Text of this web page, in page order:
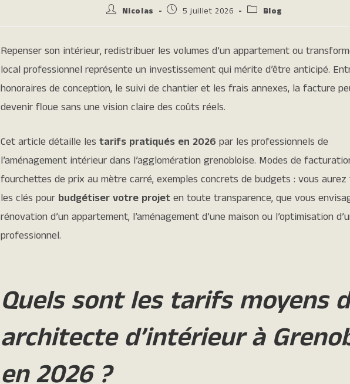
Nicolas 5 juillet 2026 Blog
Repenser son intérieur, redistribuer les volumes d’un appartement ou
local professionnel représente un investissement qui mérite d’être anticipé.
honoraires de conception, le suivi de chantier et les frais annexes, la facture
devenir floue sans une vision claire des coûts réels.
Cet article détaille les tarifs pratiqués en 2026 par les professionnels de
l’aménagement intérieur dans l’agglomération grenobloise. Modes de
fourchettes de prix au mètre carré, exemples concrets de budgets : vous
les clés pour budgétiser votre projet en toute transparence, que vous
rénovation d’un appartement, l’aménagement d’une maison ou l’optimisation
professionnel.
Quels sont les tarifs moyens
architecte d’intérieur à